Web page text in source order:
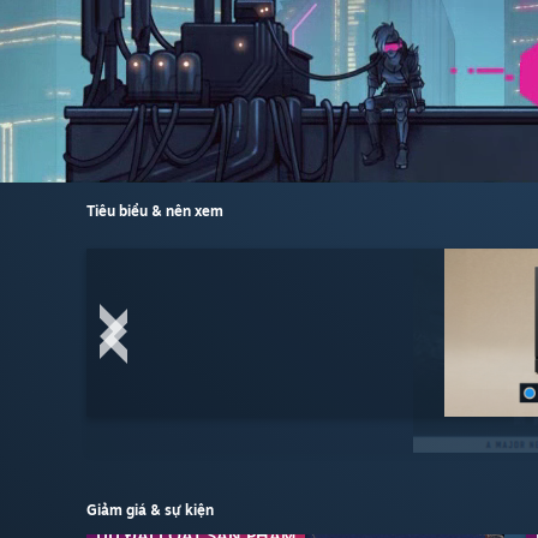
Tiêu biểu & nên xem
Giảm giá & sự kiện